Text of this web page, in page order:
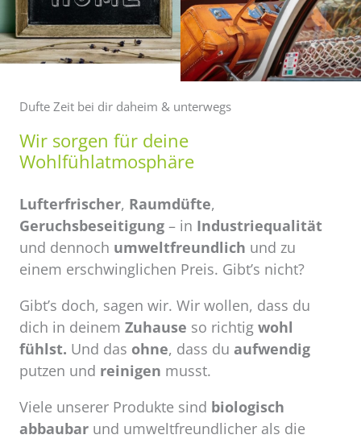
Dufte Zeit bei dir daheim & unterwegs
Wir sorgen für deine
Wohlfühlatmosphäre
Lufterfrischer, Raumdüfte,
Geruchsbeseitigung – in Industriequalität
und dennoch umweltfreundlich und zu
einem erschwinglichen Preis. Gibt’s nicht?
Gibt’s doch, sagen wir. Wir wollen, dass du
dich in deinem Zuhause so richtig wohl
fühlst. Und das ohne, dass du aufwendig
putzen und reinigen musst.
Viele unserer Produkte sind biologisch
abbaubar und umweltfreundlicher als die